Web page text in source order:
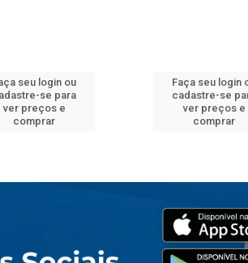
seu login ou
se para
ver preços e
comprar
Faça seu login
cadastre-se
ver preços e
comprar